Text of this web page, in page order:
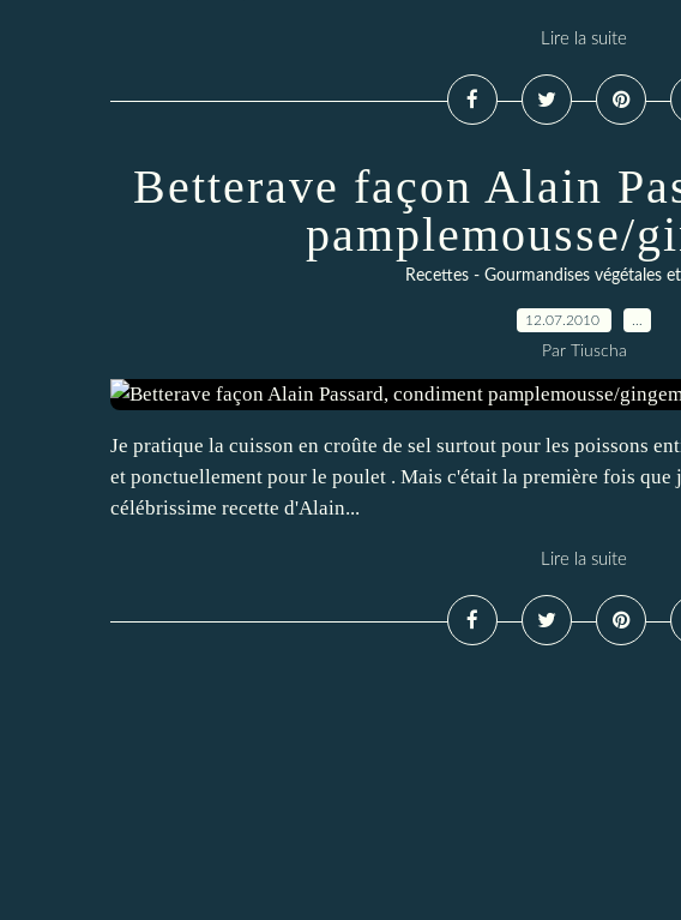
Lire la suite
Betterave façon Alain
pamplemousse/
Recettes - Gourmandises végétales
12.07.2010
Par Tiuscha
Je pratique la cuisson en croûte de sel surtout pour les poissons
et ponctuellement pour le poulet . Mais c'était la première fois que
célébrissime recette d'Alain...
Lire la suite